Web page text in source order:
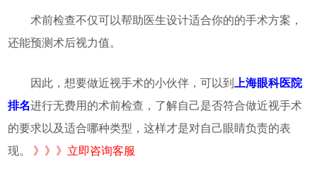
术前检查不仅可以帮助医生设计适合你的的手术方案，
还能预测术后视力值。
因此，想要做近视手术的小伙伴，可以到
上海眼科医院
排名进行无费用的术前检查，了解自己是否符合做近视手术
的要求以及适合哪种类型，这样才是对自己眼睛负责的表
现。 》》》立即咨询客服